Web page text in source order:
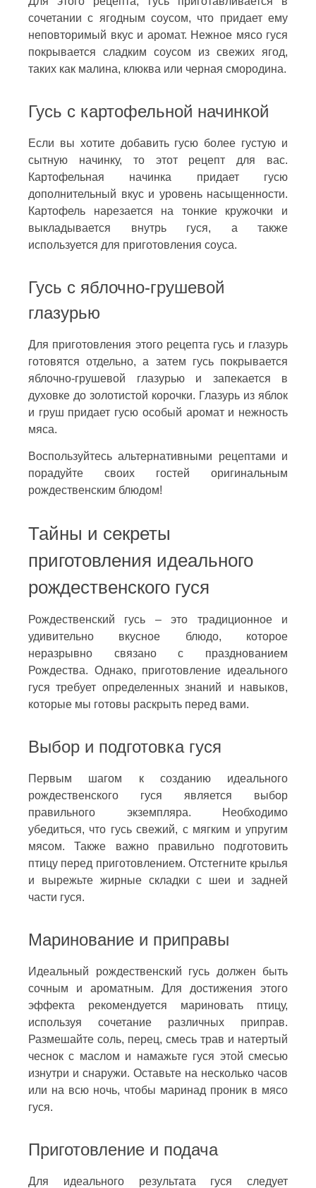
сочетании с ягодным соусом, что придает ему
неповторимый вкус и аромат. Нежное мясо гуся
покрывается сладким соусом из свежих ягод,
таких как малина, клюква или черная смородина.
Гусь с картофельной начинкой
Если вы хотите добавить гусю более густую и
сытную начинку, то этот рецепт для вас.
Картофельная начинка придает гусю
дополнительный вкус и уровень насыщенности.
Картофель нарезается на тонкие кружочки и
выкладывается внутрь гуся, а также
используется для приготовления соуса.
Гусь с яблочно-грушевой
глазурью
Для приготовления этого рецепта гусь и глазурь
готовятся отдельно, а затем гусь покрывается
яблочно-грушевой глазурью и запекается в
духовке до золотистой корочки. Глазурь из яблок
и груш придает гусю особый аромат и нежность
мяса.
Воспользуйтесь альтернативными рецептами и
порадуйте своих гостей оригинальным
рождественским блюдом!
Тайны и секреты
приготовления идеального
рождественского гуся
Рождественский гусь – это традиционное и
удивительно вкусное блюдо, которое
неразрывно связано с празднованием
Рождества. Однако, приготовление идеального
гуся требует определенных знаний и навыков,
которые мы готовы раскрыть перед вами.
Выбор и подготовка гуся
Первым шагом к созданию идеального
рождественского гуся является выбор
правильного экземпляра. Необходимо
убедиться, что гусь свежий, с мягким и упругим
мясом. Также важно правильно подготовить
птицу перед приготовлением. Отстегните крылья
и вырежьте жирные складки с шеи и задней
части гуся.
Маринование и приправы
Идеальный рождественский гусь должен быть
сочным и ароматным. Для достижения этого
эффекта рекомендуется мариновать птицу,
используя сочетание различных приправ.
Размешайте соль, перец, смесь трав и натертый
чеснок с маслом и намажьте гуся этой смесью
изнутри и снаружи. Оставьте на несколько часов
или на всю ночь, чтобы маринад проник в мясо
гуся.
Приготовление и подача
Для идеального результата гуся следует